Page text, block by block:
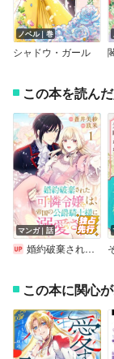
ノベル｜巻
シャドウ・ガール
この本を読ん
マンガ｜話
婚約破棄された可憐令嬢は、帝国の公爵騎士様に溺愛される（話売り）
この本に関心